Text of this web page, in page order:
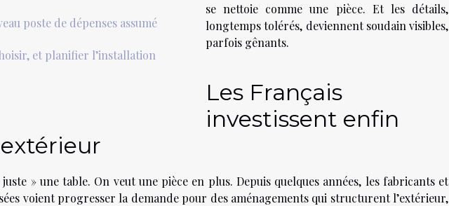
poste de dépenses assumé
et planifier l’installation
se nettoie comme une pièce. Et les détails,
longtemps tolérés, deviennent soudain visibles,
parfois gênants.
Les Français
investissent enfin
extérieur
» une table. On veut une pièce en plus. Depuis quelques années, les fabricants et
voient progresser la demande pour des aménagements qui structurent l’extérieur,